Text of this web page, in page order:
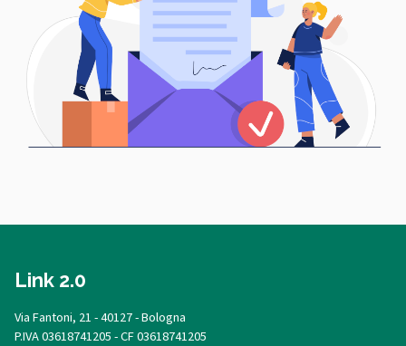
Link 2.0
Via Fantoni, 21 - 40127 - Bologna
P.IVA 03618741205 - CF 03618741205